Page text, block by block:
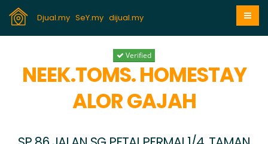
Djual.my SeY.my dijual.my
Verified
NEEK.TOMS. HOMESTAY
ALOR GAJAH